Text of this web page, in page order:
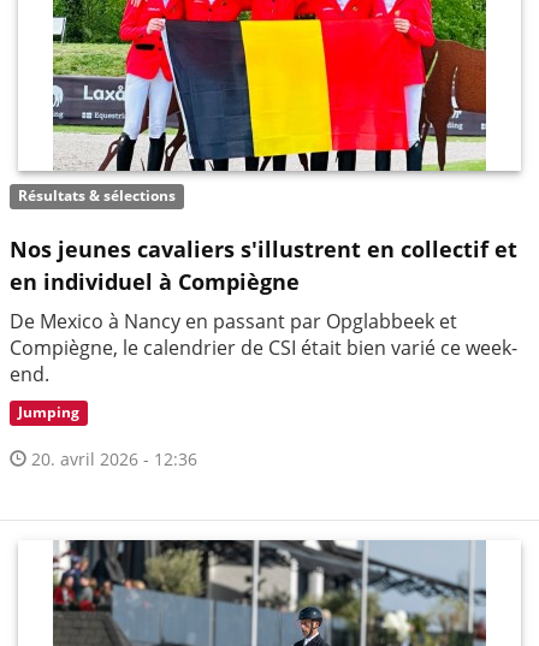
Résultats & sélections
Nos jeunes cavaliers s'illustrent en collectif et
en individuel à Compiègne
De Mexico à Nancy en passant par Opglabbeek et
Compiègne, le calendrier de CSI était bien varié ce week-
end.
Jumping
20. avril 2026 - 12:36